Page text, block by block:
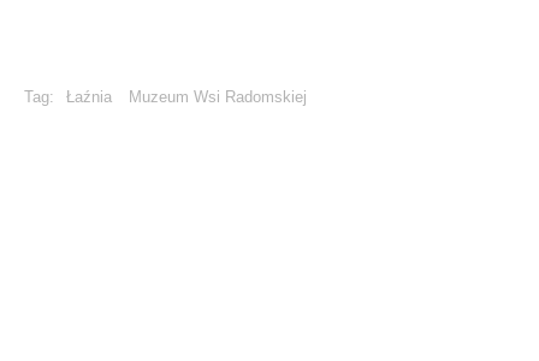
Tag: Łaźnia Muzeum Wsi Radomskiej